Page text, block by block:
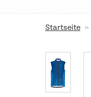
Startseite »